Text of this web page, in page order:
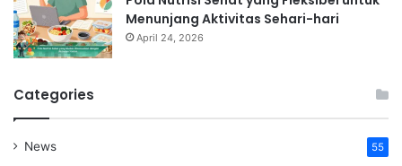
Menunjang Aktivitas Sehari-hari
April 24, 2026
Categories
News 55